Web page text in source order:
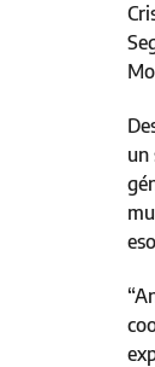
un